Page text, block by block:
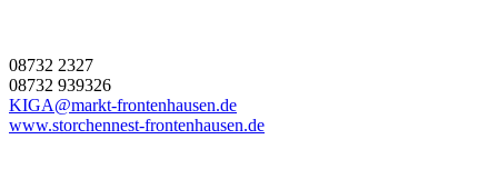
08732 2327
08732 939326
KIGA@markt-frontenhausen.de
www.storchennest-frontenhausen.de